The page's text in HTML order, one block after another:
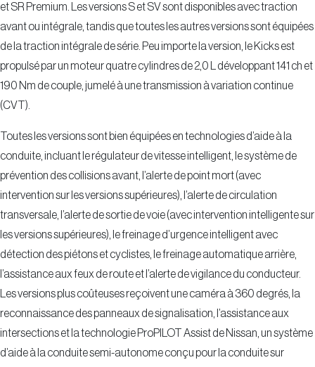
et SR Premium. Les versions S et SV sont disponibles avec traction
avant ou intégrale, tandis que toutes les autres versions sont équipées
de la traction intégrale de série. Peu importe la version, le Kicks est
propulsé par un moteur quatre cylindres de 2,0 L développant 141 ch et
190 Nm de couple, jumelé à une transmission à variation continue
(CVT).
Toutes les versions sont bien équipées en technologies d’aide à la
conduite, incluant le régulateur de vitesse intelligent, le système de
prévention des collisions avant, l’alerte de point mort (avec
intervention sur les versions supérieures), l’alerte de circulation
transversale, l’alerte de sortie de voie (avec intervention intelligente sur
les versions supérieures), le freinage d’urgence intelligent avec
détection des piétons et cyclistes, le freinage automatique arrière,
l’assistance aux feux de route et l’alerte de vigilance du conducteur.
Les versions plus coûteuses reçoivent une caméra à 360 degrés, la
reconnaissance des panneaux de signalisation, l’assistance aux
intersections et la technologie ProPILOT Assist de Nissan, un système
d’aide à la conduite semi-autonome conçu pour la conduite sur